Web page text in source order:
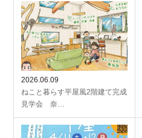
2026.06.09
ねこと暮らす平屋風2階建て完成
見学会 奈…